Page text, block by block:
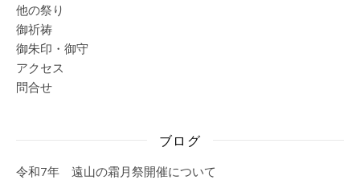
他の祭り
御祈祷
御朱印・御守
アクセス
問合せ
ブログ
令和7年 遠山の霜月祭開催について